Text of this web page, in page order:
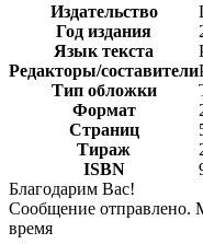
Издательство
Год издания
Язык текста
Редакторы/составители
Тип обложки
Формат
Страниц
Тираж
ISBN
Благодарим Вас!
Сообщение
время